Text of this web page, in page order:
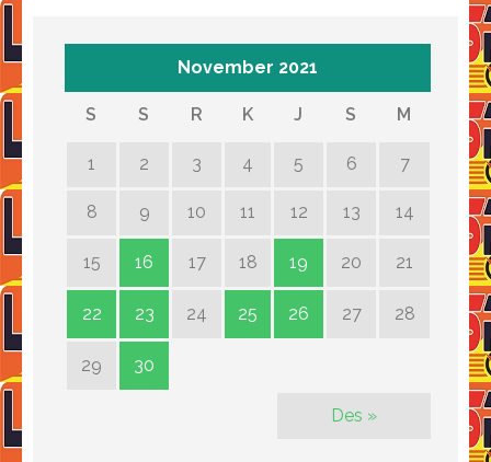
November 2021
S S R K J S M
1 2 3 4 5 6 7
8 9 10 11 12 13 14
15 16 17 18 19 20 21
22 23 24 25 26 27 28
29 30
Des »